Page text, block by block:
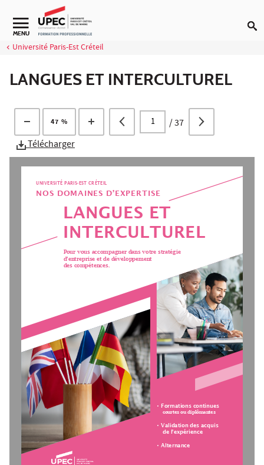
Aller au contenu
Navigation secondaire
MENU
Université Paris-Est Créteil
LANGUES ET INTERCULTUREL
47 % /37
Télécharger
• Formations continues
courtes ou diplômantes
• Validation des acquis
de l’expérience
• Alternance
LANGUES ET
INTERCULTUREL
Pour vous accompagner dans votre stratégie
d’entreprise et de développement
des compétences.
UNIVERSITÉ PARIS-EST CRÉTEIL
NOS DOMAINES D’EXPERTISE